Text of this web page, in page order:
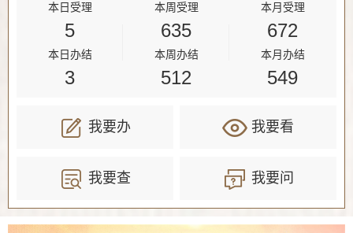
本日受理
5
本日办结
3
本周受理
635
本周办结
512
本月受理
672
本月办结
549
我要办 我要看
我要查 我要问